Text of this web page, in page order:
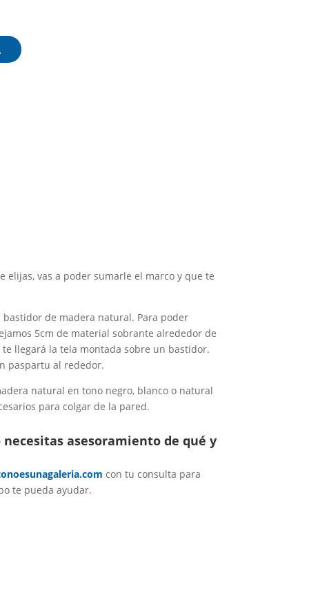
elijas, vas a poder sumarle el marco y que te
de madera natural. Para poder
5cm de material sobrante alrededor de
llegará la tela montada sobre un bastidor.
paspartu al rededor.
natural en tono negro, blanco o natural
para colgar de la pared.
necesitas asesoramiento de qué y
con tu consulta para
te pueda ayudar.